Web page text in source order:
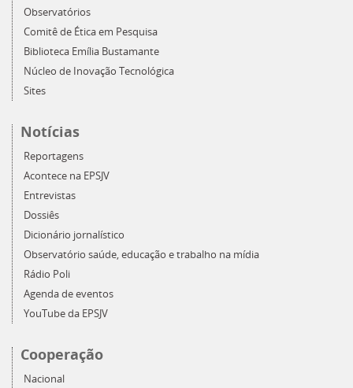
Observatórios
Comitê de Ética em Pesquisa
Biblioteca Emília Bustamante
Núcleo de Inovação Tecnológica
Sites
Notícias
Reportagens
Acontece na EPSJV
Entrevistas
Dossiês
Dicionário jornalístico
Observatório saúde, educação e trabalho na mídia
Rádio Poli
Agenda de eventos
YouTube da EPSJV
Cooperação
Nacional